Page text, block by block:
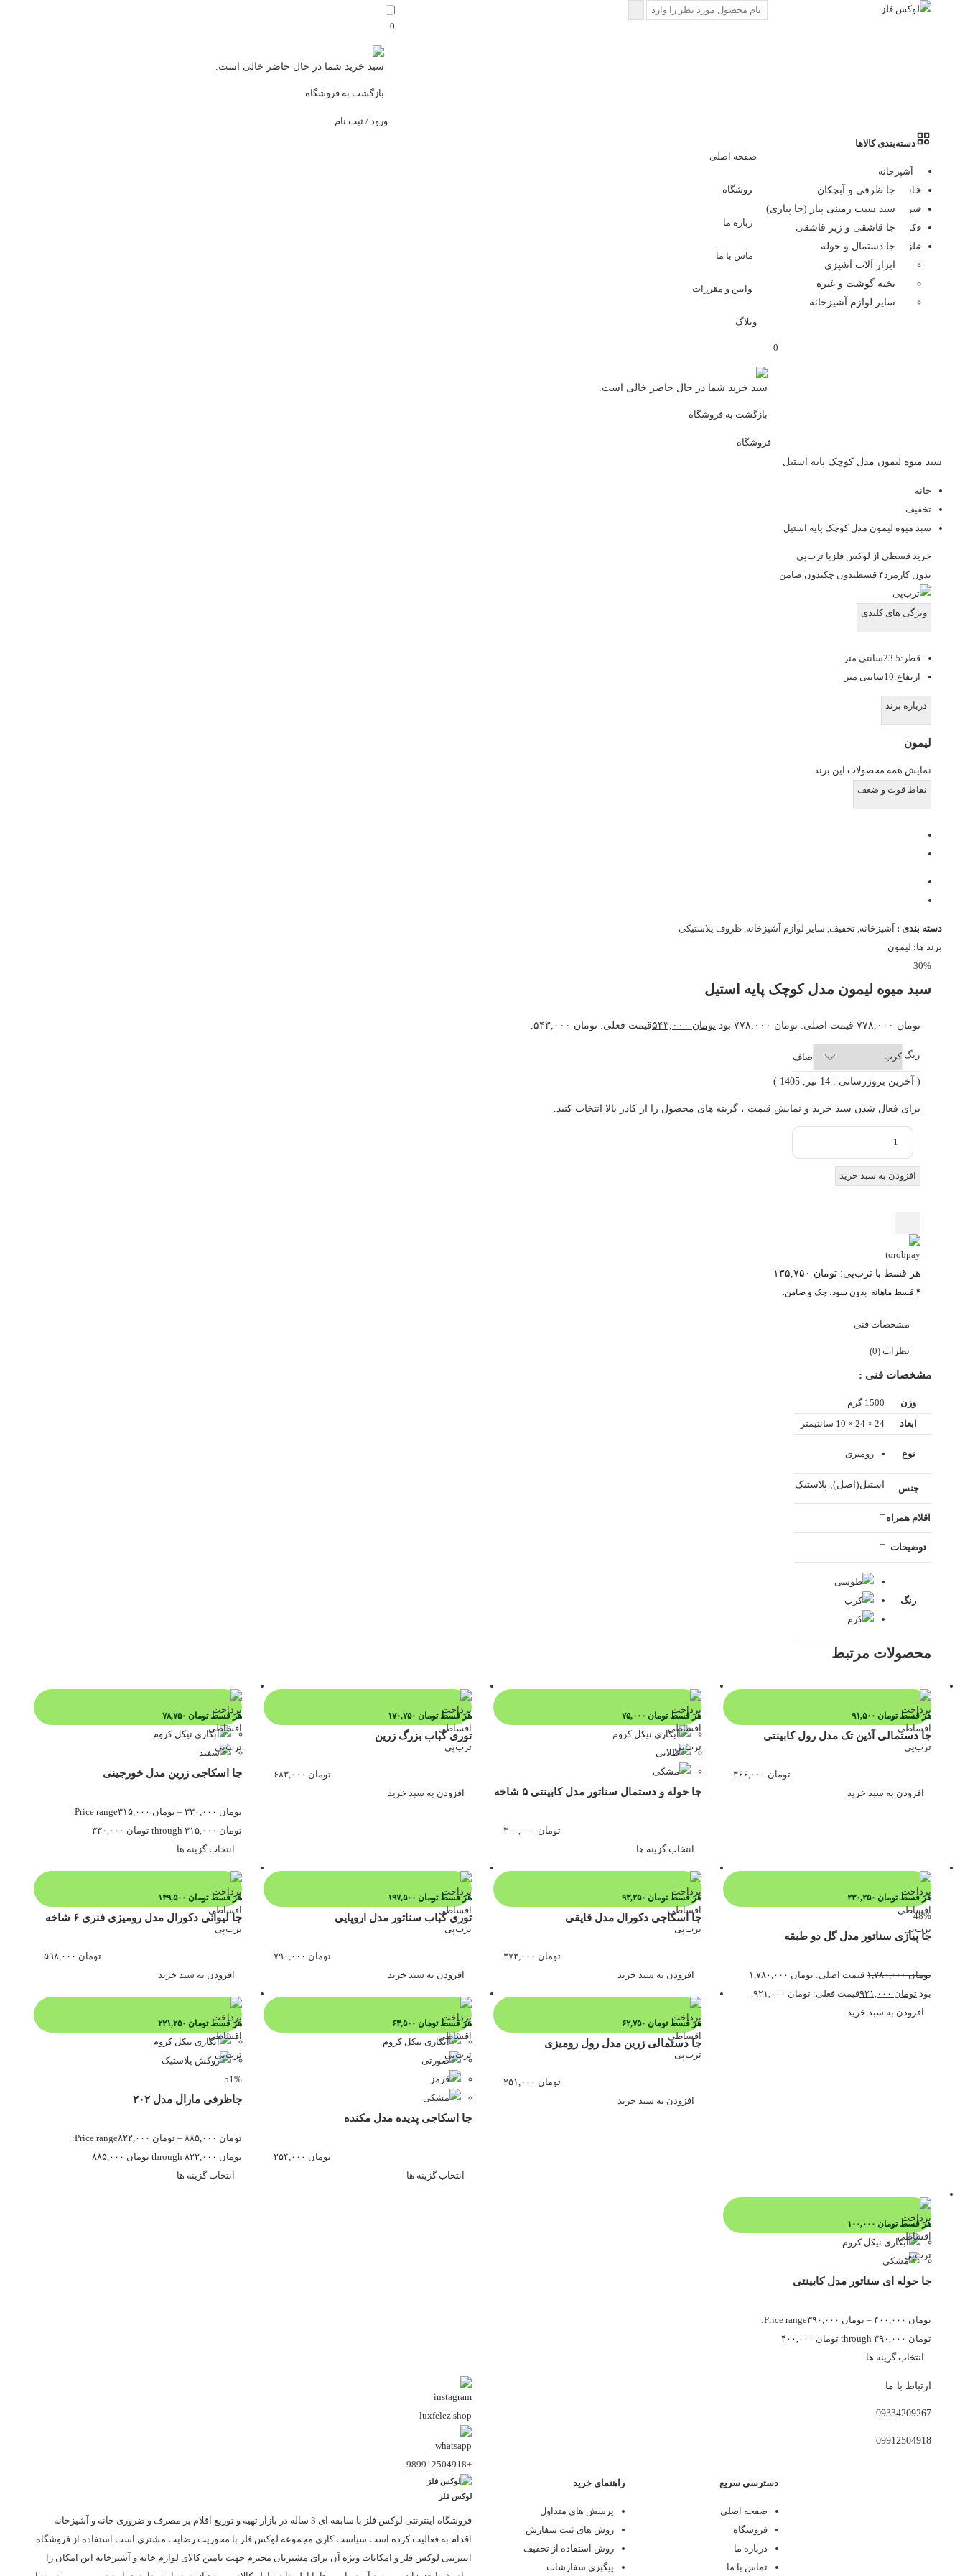
0
سبد خرید شما در حال حاضر خالی است.
بازگشت به فروشگاه
ورود / ثبت نام
دسته‌بندی کالاها
آشپزخانه
جا ظرفی و آبچکان
سبد سیب زمینی پیاز (جا پیازی)
جا قاشقی و زیر قاشقی
جا دستمال و حوله
ابزار آلات آشپزی
تخته گوشت و غیره
سایر لوازم آشپزخانه
خانه
سرویس بهداشتی و حمام
دکوری و تزئینات
ملزومات سفر
صفحه اصلی
فروشگاه
درباره ما
تماس با ما
قوانین و مقررات
وبلاگ
0
سبد خرید شما در حال حاضر خالی است.
بازگشت به فروشگاه
فروشگاه
سبد میوه لیمون مدل کوچک پایه استیل
خانه
تخفیف
سبد میوه لیمون مدل کوچک پایه استیل
خرید قسطی از لوکس فلز با ترب‌پی
بدون کارمزد۴ قسط بدون چکبدون ضامن
ویژگی های کلیدی
قطر:23.5سانتی متر
ارتفاع:10سانتی متر
درباره برند
لیمون
نمایش همه محصولات این برند
نقاط قوت و ضعف
دسته بندی : آشپزخانه, تخفیف, سایر لوازم آشپزخانه, ظروف پلاستیکی
برند ها: لیمون
30%
سبد میوه لیمون مدل کوچک پایه استیل
تومان۷۷۸,۰۰۰ قیمت اصلی: تومان ۷۷۸,۰۰۰ بود. تومان قیمت فعلی: تومان ۵۴۳,۰۰۰.
رنگ صاف
( آخرین بروزرسانی : 14 تیر, 1405 )
برای فعال شدن سبد خرید و نمایش قیمت ، گزینه های محصول را از کادر بالا انتخاب کنید.
افزودن به سبد خرید
هر قسط با ترب‌پی: تومان
۴ قسط ماهانه. بدون سود، چک و ضامن.
مشخصات فنی
نظرات (0)
مشخصات فنی :
وزن
1500 گرم
ابعاد
24 × 24 × 10 سانتیمتر
نوع رومیزی
جنس استیل(اصل), پلاستیک
اقلام همراه –
توضیحات –
رنگ
محصولات مرتبط
هر قسطتومان
جا دستمالی آذین تک مدل رول کابینتی
تومان
افزودن به سبد خرید
هر قسطتومان
جا حوله و دستمال سناتور مدل کابینتی ۵ شاخه
تومان
انتخاب گزینه ها
هر قسطتومان
توری کباب بزرگ زرین
تومان
افزودن به سبد خرید
هر قسطتومان
جا اسکاجی زرین مدل خورجینی
تومان – تومان
Price range:
تومان ۳۱۵,۰۰۰ through تومان ۳۳۰,۰۰۰
انتخاب گزینه ها
هر قسطتومان
48%
جا پیازی سناتور مدل گل دو طبقه
تومان۱,۷۸۰,۰۰۰
قیمت اصلی: تومان ۱,۷۸۰,۰۰۰
بود. تومان
قیمت فعلی: تومان ۹۲۱,۰۰۰.
افزودن به سبد خرید
هر قسطتومان
جا اسکاجی دکورال مدل قایقی
تومان
افزودن به سبد خرید
هر قسطتومان
توری کباب سناتور مدل اروپایی
تومان
افزودن به سبد خرید
هر قسطتومان
جا لیوانی دکورال مدل رومیزی فنری ۶ شاخه
تومان
افزودن به سبد خرید
هر قسطتومان
جا دستمالی زرین مدل رول رومیزی
تومان
افزودن به سبد خرید
هر قسطتومان
جا اسکاجی پدیده مدل مکنده
تومان
انتخاب گزینه ها
هر قسطتومان
51%
جاظرفی مارال مدل ۲۰۲
تومان – تومان
Price range:
تومان ۸۲۲,۰۰۰ through تومان ۸۸۵,۰۰۰
انتخاب گزینه ها
هر قسطتومان
جا حوله ای سناتور مدل کابینتی
تومان – تومان
Price range:
تومان ۳۹۰,۰۰۰ through تومان ۴۰۰,۰۰۰
انتخاب گزینه ها
ارتباط با ما
09334209267
0991 2504918
luxfelez.shop
+989912504918
دسترسی سریع
صفحه اصلی
فروشگاه
درباره ما
تماس با ما
راهنمای خرید
پرسش های متداول
روش های ثبت سفارش
روش استفاده از تخفیف
پیگیری سفارشات
لوکس فلز
فروشگاه اینترنتی لوکس فلز
با سابقه ای 3 ساله در بازار تهیه و توزیع اقلام پر مصرف و ضروری خانه و آشپزخانه
اقدام به فعالیت کرده است.سیاست کاری مجموعه لوکس فلز با محوریت رضایت مشتری است.استفاده از فروشگاه
اینترنتی لوکس فلز و امکانات ویژه آن برای مشتریان محترم جهت تامین کالای لوازم خانه و آشپزخانه این امکان را